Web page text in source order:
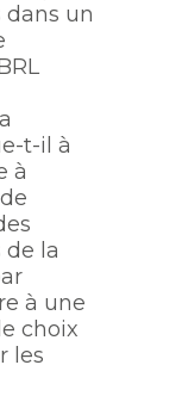
dans un
t-il à
à
la
à une
choix
les